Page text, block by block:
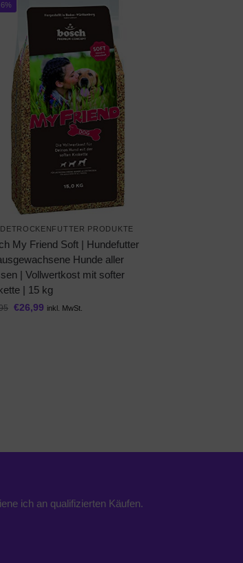
PRODUKTE
My Friend Soft | Hundefutter
Hunde aller
| Vollwertkost mit softer
| 15 kg
€26,99 inkl. MwSt.
ich an qualifizierten Käufen.